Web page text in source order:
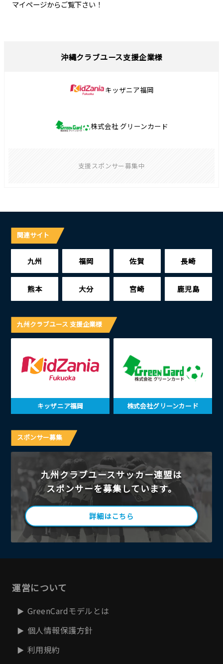
マイページからご覧下さい！
沖縄クラブユース支援企業様
キッザニア福岡
株式会社 グリーンカード
支援スポンサー募集中
関連サイト
九州 福岡 佐賀 長崎
熊本 大分 宮崎 鹿児島
九州クラブユース 支援企業様
キッザニア福岡 株式会社グリーンカード
スポンサー募集
九州クラブユースサッカー連盟は
スポンサーを募集しています。
詳細はこちら
運営について
GreenCardモデルとは
個人情報保護方針
利用規約